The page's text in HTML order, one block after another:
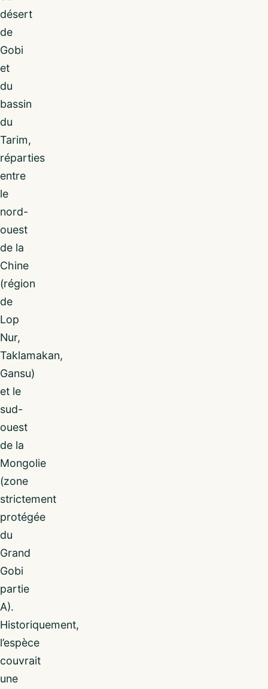
désert
de
Gobi
et
du
bassin
du
Tarim,
réparties
entre
le
nord-
ouest
de la
Chine
(région
de
Lop
Nur,
Taklamakan,
Gansu)
et le
sud-
ouest
de la
Mongolie
(zone
strictement
protégée
du
Grand
Gobi
partie
A).
Historiquement,
l’espèce
couvrait
une